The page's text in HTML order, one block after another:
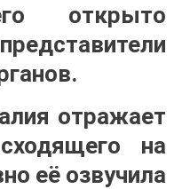
открыто
отражает
на
её озвучила